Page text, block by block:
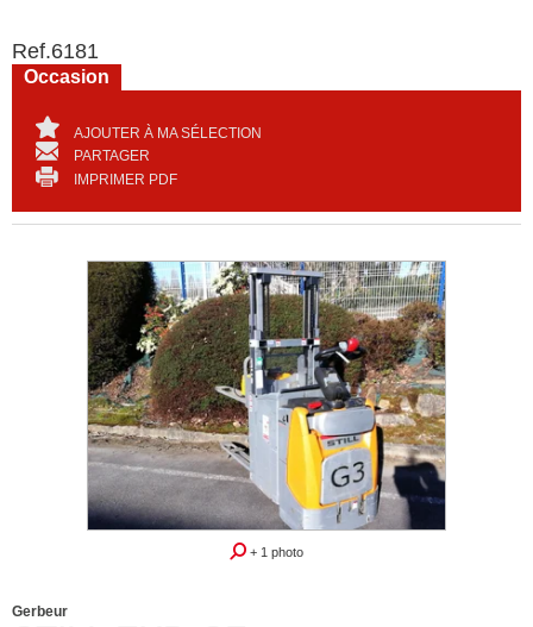
Ref.6181
Occasion
AJOUTER À MA SÉLECTION
PARTAGER
IMPRIMER PDF
+ 1 photo
Gerbeur